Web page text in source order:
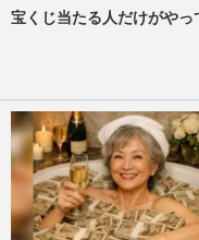
宝くじ当たる人だけがや